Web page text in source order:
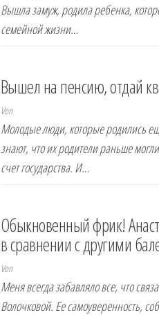
Вышла замуж, родила ребенка,
семейной жизни…
Вышел на пенсию, отдай
Von
Молодые люди, которые родились
знают, что их родители раньше
счет государства. И…
Обыкновенный фрик!
в сравнении с другими
Von
Меня всегда забавляло все, что
Волочковой. Ее самоуверенность,